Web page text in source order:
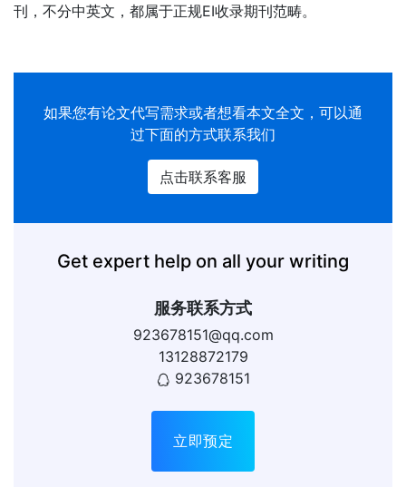
刊，不分中英文，都属于正规EI收录期刊范畴。
如果您有论文代写需求或者想看本文全文，可以通
过下面的方式联系我们
点击联系客服
Get expert help on all your writing
服务联系方式
923678151@qq.com
13128872179
923678151
立即预定